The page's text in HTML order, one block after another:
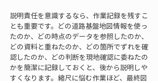
説明責任を意識するなら、作業記録を残すこ
とも重要です。どの道路基盤地図情報を使っ
たのか、どの時点のデータを参照したのか、
どの資料と重ねたのか、どの箇所でずれを確
認したのか、どの判断を現地確認に委ねたの
かを簡潔に記録しておくと、後から説明しや
すくなります。縮尺に悩む作業ほど、最終図